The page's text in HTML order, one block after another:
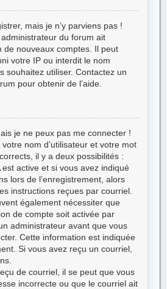
mais je n’y parviens pas !
administrateur du forum ait
de nouveaux comptes. Il peut
votre IP ou interdit le nom
souhaitez utiliser. Contactez un
pour obtenir de l’aide.
je ne peux pas me connecter !
nom d’utilisateur et votre mot
il y a deux possibilités :
est active et si vous avez indiqué
lors de l’enregistrement, alors
instructions reçues par courriel.
également nécessiter que
de compte soit activée par
administrateur avant que vous
Cette information est indiquée
Si vous avez reçu un courriel,
de courriel, il se peut que vous
incorrecte ou que le courriel ait